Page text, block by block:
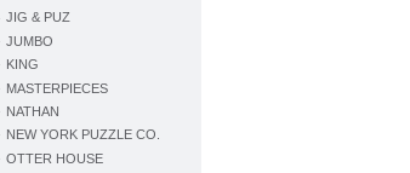
JIG & PUZ
JUMBO
KING
MASTERPIECES
NATHAN
NEW YORK PUZZLE CO.
OTTER HOUSE